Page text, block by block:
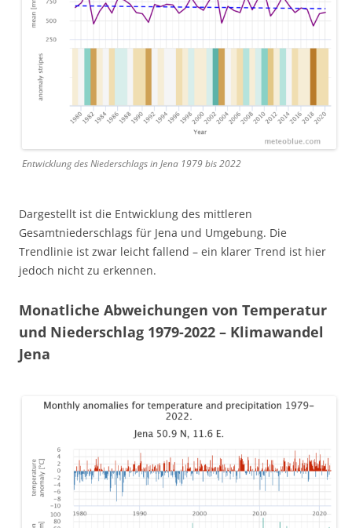
Entwicklung des Niederschlags in Jena 1979 bis 2022
Dargestellt ist die Entwicklung des mittleren
Gesamtniederschlags für Jena und Umgebung. Die
Trendlinie ist zwar leicht fallend – ein klarer Trend ist hier
jedoch nicht zu erkennen.
Monatliche Abweichungen von Temperatur
und Niederschlag 1979-2022 – Klimawandel
Jena